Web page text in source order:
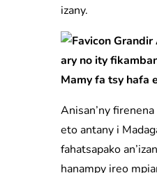
izany.
ary no ity
Mamy fa tsy hafa
Anisan’ny
eto antany i
fahatsapako
hanampy ireo